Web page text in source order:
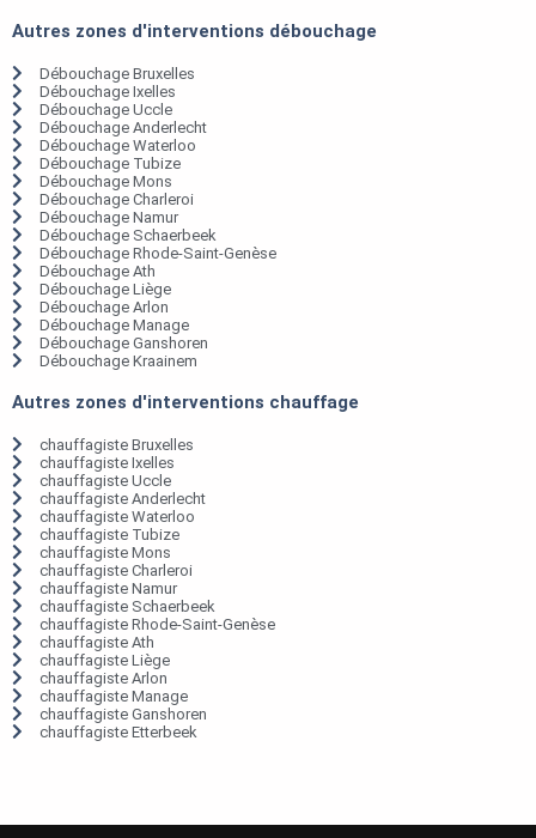
Autres zones d'interventions débouchage
Débouchage Bruxelles
Débouchage Ixelles
Débouchage Uccle
Débouchage Anderlecht
Débouchage Waterloo
Débouchage Tubize
Débouchage Mons
Débouchage Charleroi
Débouchage Namur
Débouchage Schaerbeek
Débouchage Rhode-Saint-Genèse
Débouchage Ath
Débouchage Liège
Débouchage Arlon
Débouchage Manage
Débouchage Ganshoren
Débouchage Kraainem
Autres zones d'interventions chauffage
chauffagiste Bruxelles
chauffagiste Ixelles
chauffagiste Uccle
chauffagiste Anderlecht
chauffagiste Waterloo
chauffagiste Tubize
chauffagiste Mons
chauffagiste Charleroi
chauffagiste Namur
chauffagiste Schaerbeek
chauffagiste Rhode-Saint-Genèse
chauffagiste Ath
chauffagiste Liège
chauffagiste Arlon
chauffagiste Manage
chauffagiste Ganshoren
chauffagiste Etterbeek